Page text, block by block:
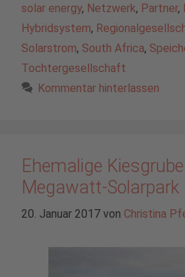
solar energy, Netzwerk, Partner,
Hybridsystem,
Solarstrom, South Africa,
Tochtergesellschaft
Kommentar hinterlassen
Ehemalige
Megawatt-Solarpark
20. Januar 2017 von Christina